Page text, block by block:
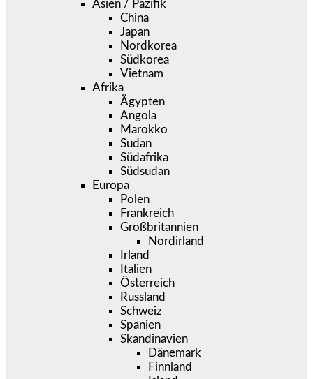
Asien / Pazifik
China
Japan
Nordkorea
Südkorea
Vietnam
Afrika
Ägypten
Angola
Marokko
Sudan
Südafrika
Südsudan
Europa
Polen
Frankreich
Großbritannien
Nordirland
Irland
Italien
Österreich
Russland
Schweiz
Spanien
Skandinavien
Dänemark
Finnland